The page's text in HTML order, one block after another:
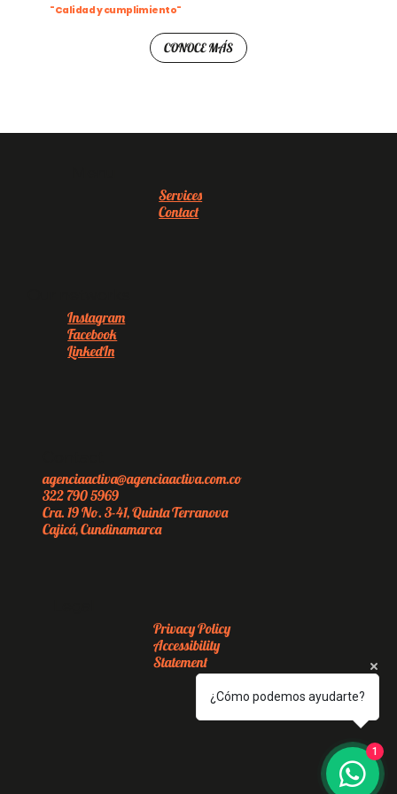
"Calidad y cumplimiento"
CONOCE MÁS
Services
Contact
Instagram
Facebook
LinkedIn
agenciaactiva@agenciaactiva.com.co
322 790 5969
Cra. 19 No. 3-41, Quinta Terranova
Cajicá, Cundinamarca
Privacy Policy
Accessibility
Statement
¿Cómo podemos ayudarte?
1